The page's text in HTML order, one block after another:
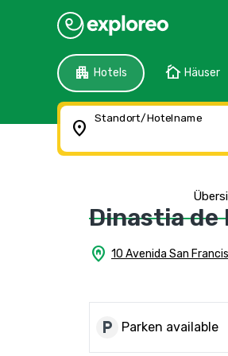
apartment Hotels cottage Häuser
location_on Standort/Hotelname
Dinastia de
home_pin 10 Avenida San
local_parking Parken available